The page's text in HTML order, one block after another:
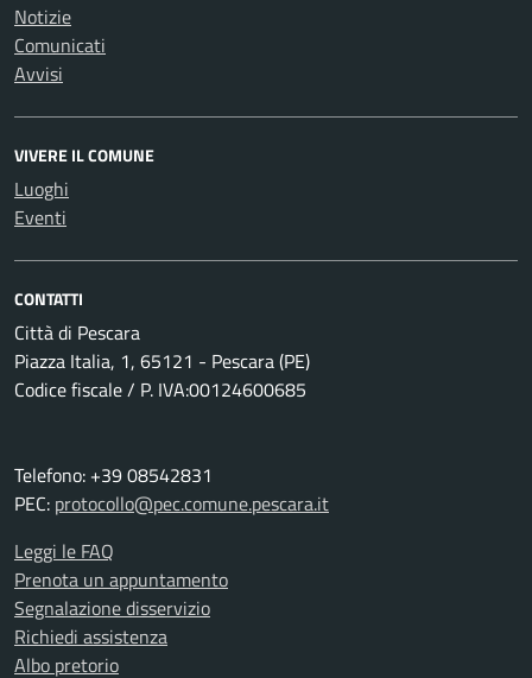
Notizie
Comunicati
Avvisi
VIVERE IL COMUNE
Luoghi
Eventi
CONTATTI
Città di Pescara
Piazza Italia, 1, 65121 - Pescara (PE)
Codice fiscale / P. IVA:00124600685
Telefono: +39 08542831
PEC: protocollo@pec.comune.pescara.it
Leggi le FAQ
Prenota un appuntamento
Segnalazione disservizio
Richiedi assistenza
Albo pretorio